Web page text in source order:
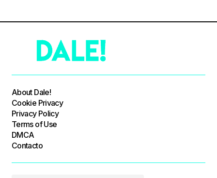
About Dale!
Cookie Privacy
Privacy Policy
Terms of Use
DMCA
Contacto